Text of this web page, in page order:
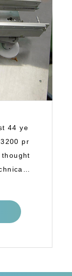
44 ye
pr
b